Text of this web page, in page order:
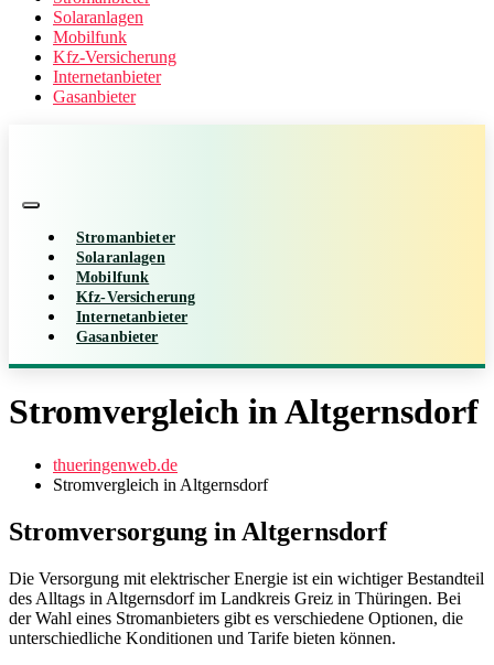
Solaranlagen
Mobilfunk
Kfz-Versicherung
Internetanbieter
Gasanbieter
Stromanbieter
Solaranlagen
Mobilfunk
Kfz-Versicherung
Internetanbieter
Gasanbieter
Stromvergleich in Altgernsdorf
thueringenweb.de
Stromvergleich in Altgernsdorf
Stromversorgung in Altgernsdorf
Die Versorgung mit elektrischer Energie ist ein wichtiger Bestandteil
des Alltags in Altgernsdorf im Landkreis Greiz in Thüringen. Bei
der Wahl eines Stromanbieters gibt es verschiedene Optionen, die
unterschiedliche Konditionen und Tarife bieten können.